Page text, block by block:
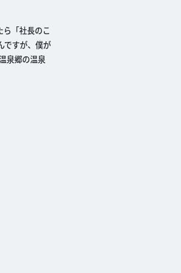
「社長のこ
ですが、僕が
泉郷の温泉